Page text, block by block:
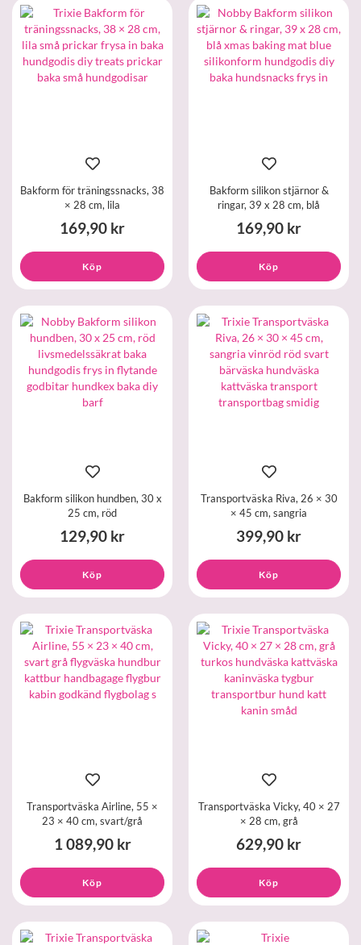
Bakform för träningssnacks, 38
× 28 cm, lila
169,90 kr
Köp
Bakform silikon stjärnor &
ringar, 39 x 28 cm, blå
169,90 kr
Köp
Bakform silikon hundben, 30 x
25 cm, röd
129,90 kr
Köp
Transportväska Riva, 26 × 30
× 45 cm, sangria
399,90 kr
Köp
Transportväska Airline, 55 ×
23 × 40 cm, svart/grå
1 089,90 kr
Köp
Transportväska Vicky, 40 × 27
× 28 cm, grå
629,90 kr
Köp